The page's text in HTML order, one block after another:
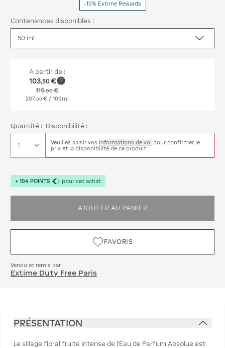
-10% Extime Rewards
Contenances disponibles :
A partir de :
103,50 €
115,00€
207 00 € / 100ml
Quantité : Disponibilité :
Veuillez saisir vos informations de vol pour confirmer le
prix et la disponibilité de ce produit
+ 104 POINTS pour cet achat
AJOUTER AU PANIER
FAVORIS
Vendu et remis par :
Extime Duty Free Paris
PRÉSENTATION
Le sillage floral fruité intense de l’Eau de Parfum Absolue est